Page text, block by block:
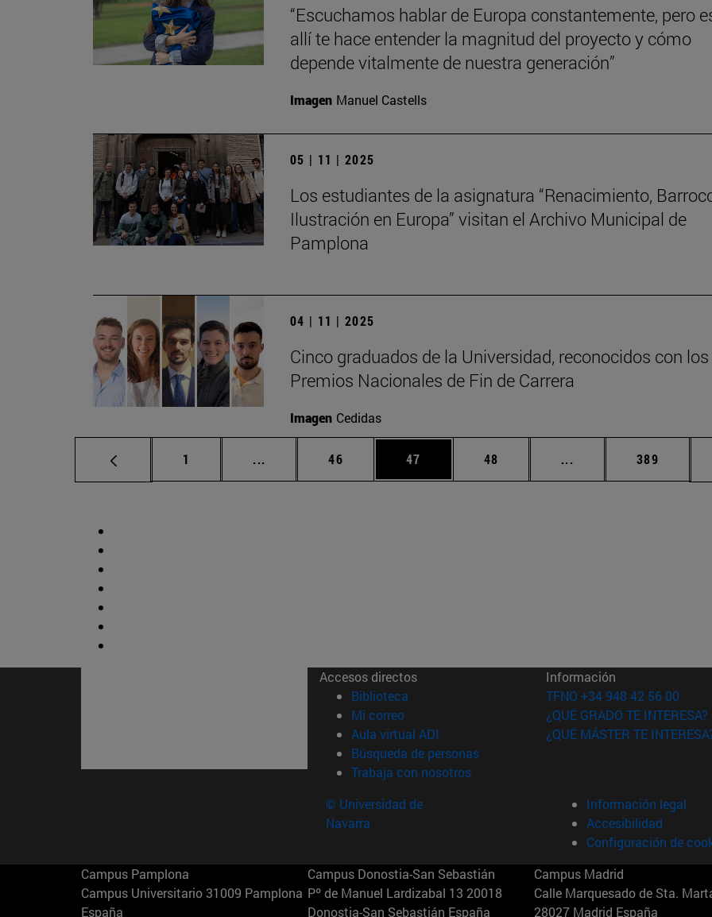
“Escuchamos hablar de Europa constantemente, pero
allí te hace entender la magnitud del proyecto y cómo
depende vitalmente de nuestra generación”
Imagen Manuel Castells
05 | 11 | 2025
Los estudiantes de la asignatura “Renacimiento,
Ilustración en Europa” visitan el Archivo Municipal de
Pamplona
04 | 11 | 2025
Cinco graduados de la Universidad, reconocidos con los
Premios Nacionales de Fin de Carrera
Imagen Cedidas
Página
1 ... Páginas intermedias Use TAB para desplazarse.
Página
46 Página
47 Página
48 ... Páginas intermedias
Página
389
Accesos directos
Biblioteca (abre en nueva ventana)
Mi correo(abre en nueva ventana)
Aula virtual ADI (abre en nueva ventana)
Búsqueda de personas(abre en nueva ventana)
Trabaja con nosotros(abre en nueva ventana)
Información
TFNO +34 948 42 56 00
¿QUÉ GRADO TE INTERESA?
¿QUÉ MÁSTER TE
© Universidad de
Navarra
Información legal
Accesibilidad
Configuración de
Campus Pamplona
Campus Universitario 31009 Pamplona
España
Campus Donostia-San Sebastián
Pº de Manuel Lardizabal 13 20018
Donostia-San Sebastián España
Campus Madrid
Calle Marquesado de Sta.
28027 Madrid España